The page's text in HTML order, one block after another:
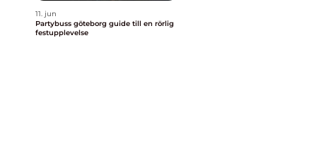
11. jun
Partybuss göteborg guide till en rörlig
festupplevelse